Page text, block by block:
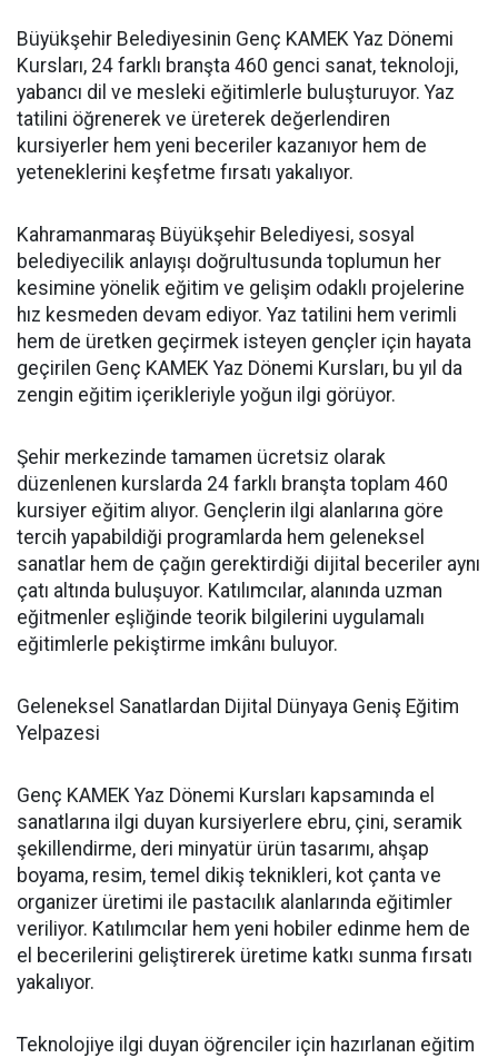
Büyükşehir Belediyesinin Genç KAMEK Yaz Dönemi
Kursları, 24 farklı branşta 460 genci sanat, teknoloji,
yabancı dil ve mesleki eğitimlerle buluşturuyor. Yaz
tatilini öğrenerek ve üreterek değerlendiren
kursiyerler hem yeni beceriler kazanıyor hem de
yeteneklerini keşfetme fırsatı yakalıyor.
Kahramanmaraş Büyükşehir Belediyesi, sosyal
belediyecilik anlayışı doğrultusunda toplumun her
kesimine yönelik eğitim ve gelişim odaklı projelerine
hız kesmeden devam ediyor. Yaz tatilini hem verimli
hem de üretken geçirmek isteyen gençler için hayata
geçirilen Genç KAMEK Yaz Dönemi Kursları, bu yıl da
zengin eğitim içerikleriyle yoğun ilgi görüyor.
Şehir merkezinde tamamen ücretsiz olarak
düzenlenen kurslarda 24 farklı branşta toplam 460
kursiyer eğitim alıyor. Gençlerin ilgi alanlarına göre
tercih yapabildiği programlarda hem geleneksel
sanatlar hem de çağın gerektirdiği dijital beceriler aynı
çatı altında buluşuyor. Katılımcılar, alanında uzman
eğitmenler eşliğinde teorik bilgilerini uygulamalı
eğitimlerle pekiştirme imkânı buluyor.
Geleneksel Sanatlardan Dijital Dünyaya Geniş Eğitim
Yelpazesi
Genç KAMEK Yaz Dönemi Kursları kapsamında el
sanatlarına ilgi duyan kursiyerlere ebru, çini, seramik
şekillendirme, deri minyatür ürün tasarımı, ahşap
boyama, resim, temel dikiş teknikleri, kot çanta ve
organizer üretimi ile pastacılık alanlarında eğitimler
veriliyor. Katılımcılar hem yeni hobiler edinme hem de
el becerilerini geliştirerek üretime katkı sunma fırsatı
yakalıyor.
Teknolojiye ilgi duyan öğrenciler için hazırlanan eğitim